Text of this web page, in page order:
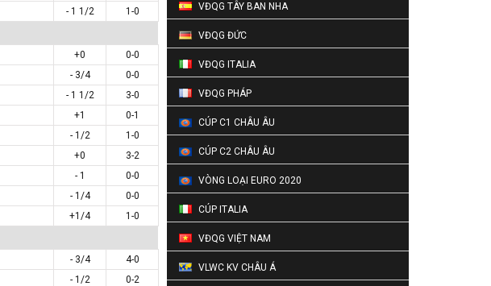
- 1 1/2
1-0
+0
0-0
- 3/4
0-0
- 1 1/2
3-0
+1
0-1
- 1/2
1-0
+0
3-2
- 1
0-0
- 1/4
0-0
+1/4
1-0
- 3/4
4-0
- 1/2
0-2
VĐQG TÂY BAN NHA
VĐQG ĐỨC
VĐQG ITALIA
VĐQG PHÁP
CÚP C1 CHÂU ÂU
CÚP C2 CHÂU ÂU
VÒNG LOẠI EURO 2020
CÚP ITALIA
VĐQG VIỆT NAM
VLWC KV CHÂU Á